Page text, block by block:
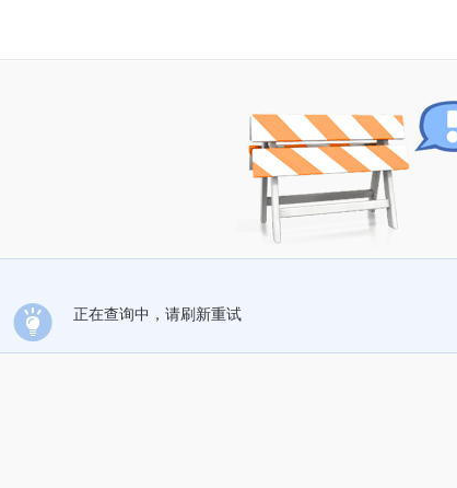
正在查询中，请刷新重试